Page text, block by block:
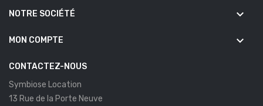
NOTRE SOCIÉTÉ keyboard_arrow_down
MON COMPTE keyboard_arrow_down
CONTACTEZ-NOUS
Symbiose Location
13 Rue de la Porte Neuve